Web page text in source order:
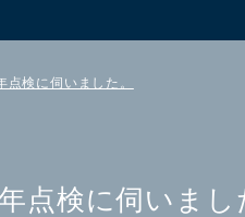
検に伺いました。
点検に伺いまし